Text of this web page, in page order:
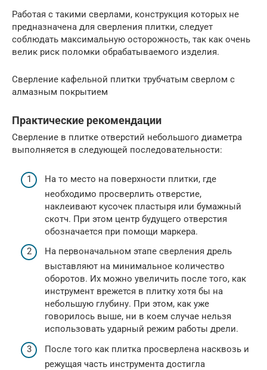
Работая с такими сверлами, конструкция которых не
предназначена для сверления плитки, следует
соблюдать максимальную осторожность, так как очень
велик риск поломки обрабатываемого изделия.
Сверление кафельной плитки трубчатым сверлом с
алмазным покрытием
Практические рекомендации
Сверление в плитке отверстий небольшого диаметра
выполняется в следующей последовательности:
На то место на поверхности плитки, где
необходимо просверлить отверстие,
наклеивают кусочек пластыря или бумажный
скотч. При этом центр будущего отверстия
обозначается при помощи маркера.
На первоначальном этапе сверления дрель
выставляют на минимальное количество
оборотов. Их можно увеличить после того, как
инструмент врежется в плитку хотя бы на
небольшую глубину. При этом, как уже
говорилось выше, ни в коем случае нельзя
использовать ударный режим работы дрели.
После того как плитка просверлена насквозь и
режущая часть инструмента достигла